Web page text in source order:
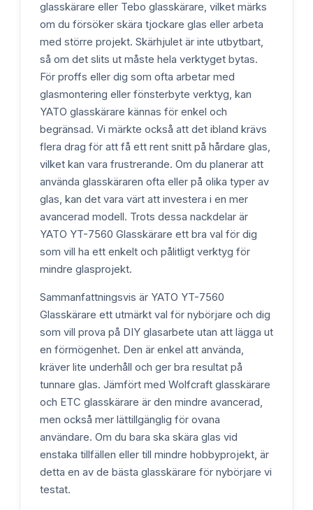
glasskärare eller Tebo glasskärare, vilket märks
om du försöker skära tjockare glas eller arbeta
med större projekt. Skärhjulet är inte utbytbart,
så om det slits ut måste hela verktyget bytas.
För proffs eller dig som ofta arbetar med
glasmontering eller fönsterbyte verktyg, kan
YATO glasskärare kännas för enkel och
begränsad. Vi märkte också att det ibland krävs
flera drag för att få ett rent snitt på hårdare glas,
vilket kan vara frustrerande. Om du planerar att
använda glasskäraren ofta eller på olika typer av
glas, kan det vara värt att investera i en mer
avancerad modell. Trots dessa nackdelar är
YATO YT-7560 Glasskärare ett bra val för dig
som vill ha ett enkelt och pålitligt verktyg för
mindre glasprojekt.
Sammanfattningsvis är YATO YT-7560
Glasskärare ett utmärkt val för nybörjare och dig
som vill prova på DIY glasarbete utan att lägga ut
en förmögenhet. Den är enkel att använda,
kräver lite underhåll och ger bra resultat på
tunnare glas. Jämfört med Wolfcraft glasskärare
och ETC glasskärare är den mindre avancerad,
men också mer lättillgänglig för ovana
användare. Om du bara ska skära glas vid
enstaka tillfällen eller till mindre hobbyprojekt, är
detta en av de bästa glasskärare för nybörjare vi
testat.